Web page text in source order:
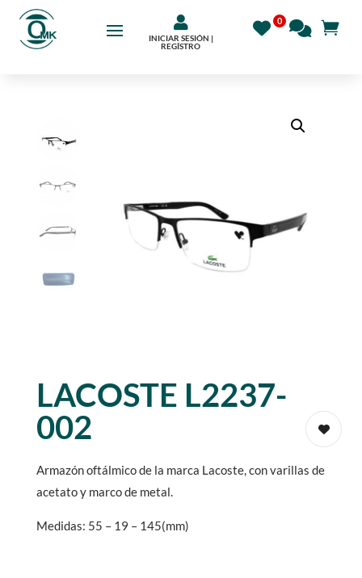

INICIAR SESIÓN |
REGÍSTRO
LACOSTE L2237-
002
Armazón oftálmico de la marca Lacoste, con varillas de
acetato y marco de metal.
Medidas: 55 – 19 – 145(mm)